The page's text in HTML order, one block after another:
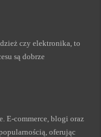
czy elektronika, to
są dobrze
E-commerce, blogi oraz
oferując